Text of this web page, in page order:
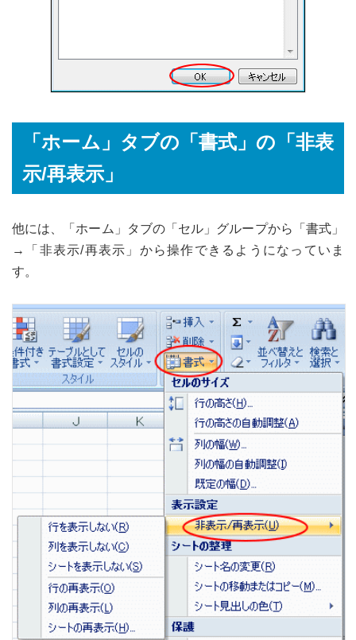
「ホーム」タブの「書式」の「非表
示/再表示」
他には、「ホーム」タブの「セル」グループから「書式」
→「非表示/再表示」から操作できるようになっていま
す。